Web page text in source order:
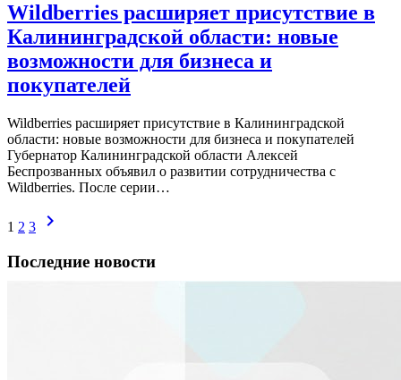
Wildberries расширяет присутствие в
Калининградской области: новые
возможности для бизнеса и
покупателей
Wildberries расширяет присутствие в Калининградской
области: новые возможности для бизнеса и покупателей
Губернатор Калининградской области Алексей
Беспрозванных объявил о развитии сотрудничества с
Wildberries. После серии…
1 2 3 chevron_right
Последние новости